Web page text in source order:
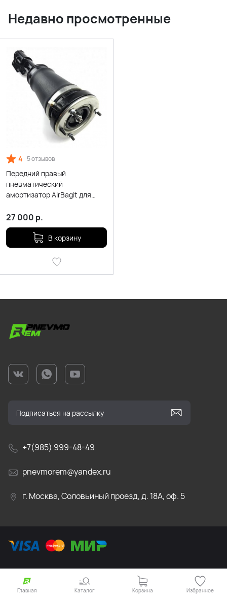
Недавно просмотренные
4 5 отзывов
Передний правый
пневматический
амортизатор AirBagit для
27 000 р.
В корзину
+7(985) 999-48-49
pnevmorem@yandex.ru
г. Москва, Соловьиный проезд, д. 18А, оф. 5
Главная Каталог Корзина Избранное